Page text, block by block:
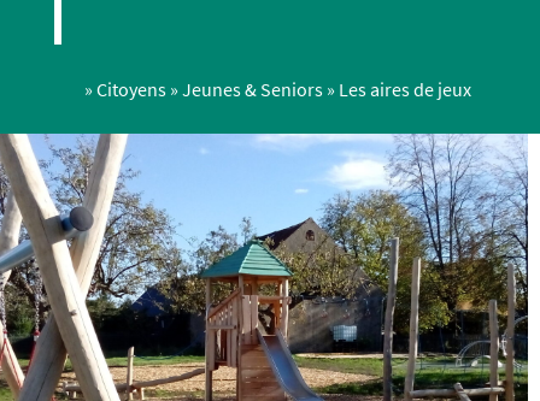
» Citoyens » Jeunes & Seniors » Les aires de jeux